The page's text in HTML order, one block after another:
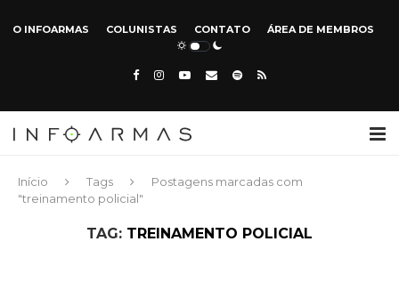
O INFOARMAS COLUNISTAS CONTATO ÁREA DE MEMBROS
Início Tags
Postagens marcadas com
"treinamento policial"
TAG: TREINAMENTO POLICIAL